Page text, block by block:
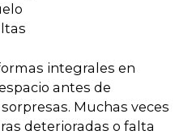
integrales en
antes de
Muchas veces
deterioradas o falta